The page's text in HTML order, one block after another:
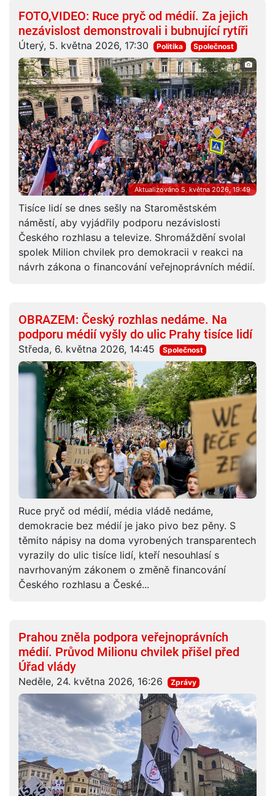
FOTO,VIDEO: Ruce pryč od médií. Za jejich
nezávislost demonstrovali i bubnující rytíři
Úterý, 5. května 2026, 17:30 Politika Společnost
Aktualizováno 5. května 2026, 19:49
Tisíce lidí se dnes sešly na Staroměstském
náměstí, aby vyjádřily podporu nezávislosti
Českého rozhlasu a televize. Shromáždění svolal
spolek Milion chvilek pro demokracii v reakci na
návrh zákona o financování veřejnoprávních médií.
OBRAZEM: Český rozhlas nedáme. Na
podporu médií vyšly do ulic Prahy tisíce lidí
Středa, 6. května 2026, 14:45 Společnost
Ruce pryč od médií, média vládě nedáme,
demokracie bez médií je jako pivo bez pěny. S
těmito nápisy na doma vyrobených transparentech
vyrazily do ulic tisíce lidí, kteří nesouhlasí s
navrhovaným zákonem o změně financování
Českého rozhlasu a České...
Prahou zněla podpora veřejnoprávních
médií. Průvod Milionu chvilek přišel před
Úřad vlády
Neděle, 24. května 2026, 16:26 Zprávy